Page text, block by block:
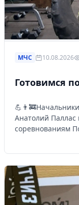
МЧС 10.08.2026
Готовимся
Анатолий Паллас
соревнованиям